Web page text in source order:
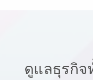
ดูแลธุรกิ